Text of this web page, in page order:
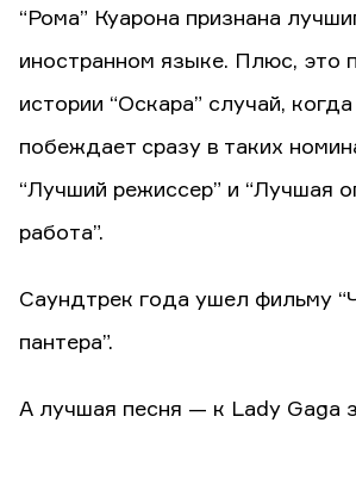
“Рома” Куарона признана
иностранном языке. Плюс, это
истории “Оскара” случай,
побеждает сразу в таких
“Лучший режиссер” и “Лучшая
работа”.
Саундтрек года ушел фильму
пантера”.
А лучшая песня — к Lady Gaga